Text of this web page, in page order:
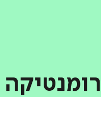
רומנטיקה